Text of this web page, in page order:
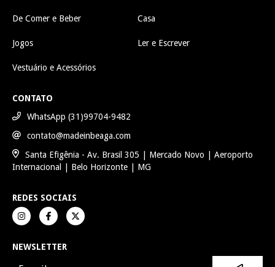
De Comer e Beber Casa
Jogos Ler e Escrever
Vestuário e Acessórios
CONTATO
WhatsApp (31)99704-9482
contato@madeinbeaga.com
Santa Efigênia - Av. Brasil 305 | Mercado Novo | Aeroporto
Internacional | Belo Horizonte | MG
REDES SOCIAIS
NEWSLETTER